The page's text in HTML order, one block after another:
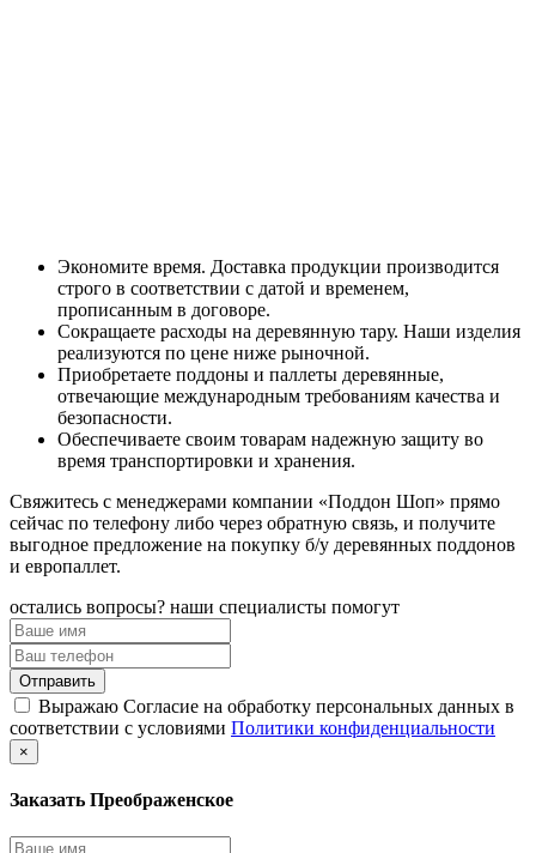
Экономите время. Доставка продукции производится
строго в соответствии с датой и временем,
прописанным в договоре.
Сокращаете расходы на деревянную тару. Наши изделия
реализуются по цене ниже рыночной.
Приобретаете поддоны и паллеты деревянные,
отвечающие международным требованиям качества и
безопасности.
Обеспечиваете своим товарам надежную защиту во
время транспортировки и хранения.
Свяжитесь с менеджерами компании «Поддон Шоп» прямо
сейчас по телефону либо через обратную связь, и получите
выгодное предложение на покупку б/у деревянных поддонов
и европаллет.
остались вопросы? наши специалисты помогут
Выражаю Согласие на обработку персональных данных в
соответствии с условиями Политики конфиденциальности
×
Заказать Преображенское